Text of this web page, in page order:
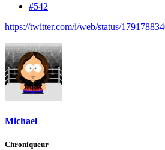
#542
https://twitter.com/i/web/status/
Michael
Chroniqueur